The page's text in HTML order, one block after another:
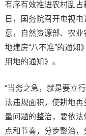
有序有效推进农村乱
日，国务院召开电视
意，自然资源部、农
地建房“八不准”的通知
用地的通知》。
“当务之急，就是要立
法违规面积，使耕地
量问题的整治，要依
点和节奏，分步整治